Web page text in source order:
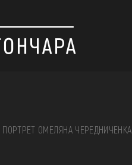
ПОРТРЕТ ОМЕЛЯНА ЧЕРЕДНИЧЕНКА